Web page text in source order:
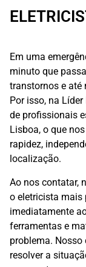
Em uma
minuto que
transtornos e até
Por isso, na
de profissionais
Lisboa, o que
rapidez,
localização.
Ao nos contatar,
o eletricista mais
imediatamente
ferramentas e
problema. Nosso
resolver a